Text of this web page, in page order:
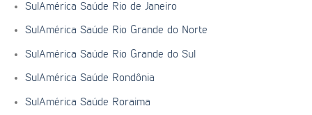
SulAmérica Saúde Rio de Janeiro
SulAmérica Saúde Rio Grande do Norte
SulAmérica Saúde Rio Grande do Sul
SulAmérica Saúde Rondônia
SulAmérica Saúde Roraima